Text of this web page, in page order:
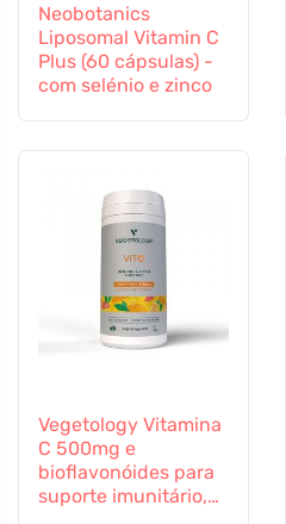
Neobotanics
Liposomal Vitamin C
Plus (60 cápsulas) -
com selénio e zinco
Vegetology Vitamina
C 500mg e
bioflavonóides para
suporte imunitário,